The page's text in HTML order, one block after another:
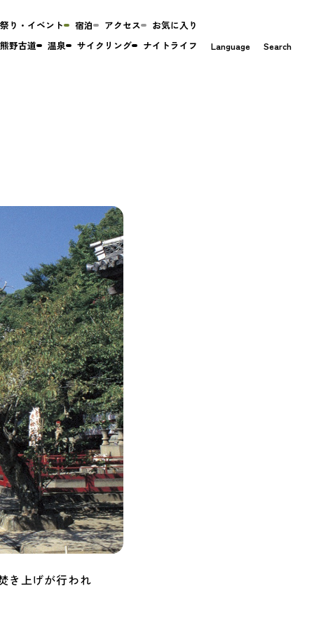
き上げが行われ
祭り・イベント 宿泊 アクセス
お気に入り
野古道 温泉 サイクリング ナイトライフ Search
Language